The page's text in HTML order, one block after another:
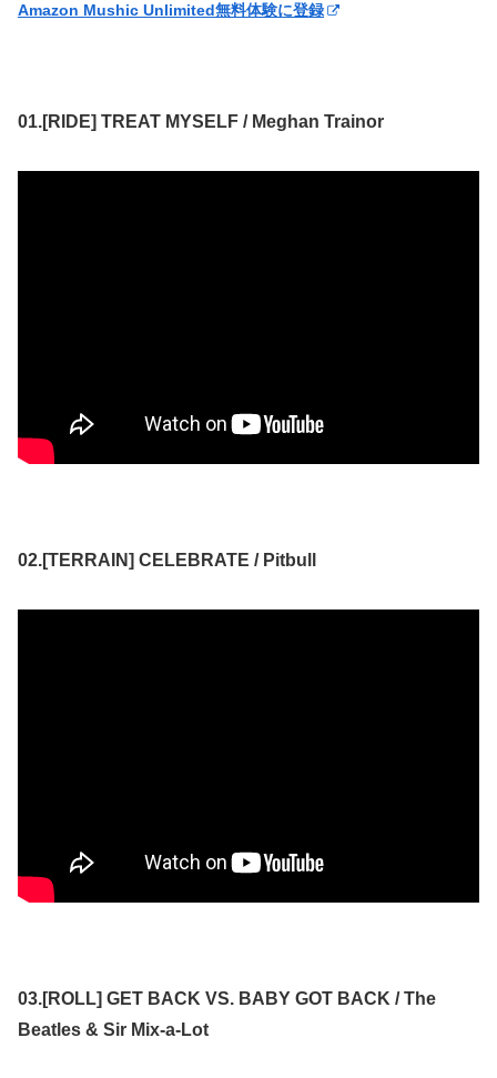
Amazon Mushic Unlimited無料体験に登録
01.[RIDE] TREAT MYSELF / Meghan Trainor
02.[TERRAIN] CELEBRATE / Pitbull
03.[ROLL] GET BACK VS. BABY GOT BACK / The
Beatles & Sir Mix-a-Lot